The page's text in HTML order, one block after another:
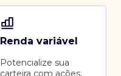
Renda variável
Potencialize sua
carteira com ações,